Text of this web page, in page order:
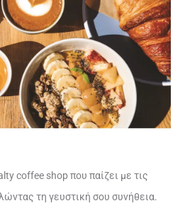
coffee shop που παίζει με τις
τη γευστική σου συνήθεια.